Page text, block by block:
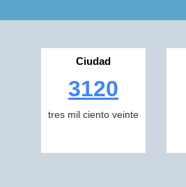
Ciudad
3120
tres mil ciento veinte